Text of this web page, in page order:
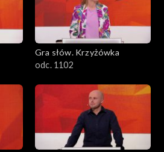
Gra słów. Krzyżówka
odc. 1102